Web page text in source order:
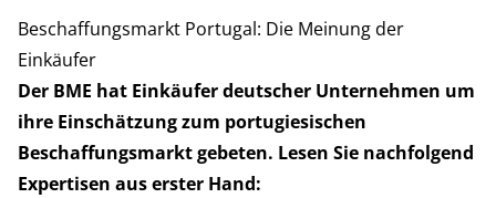
Beschaffungsmarkt Portugal: Die Meinung der
Einkäufer
Der BME hat Einkäufer deutscher Unternehmen um
ihre Einschätzung zum portugiesischen
Beschaffungsmarkt gebeten. Lesen Sie nachfolgend
Expertisen aus erster Hand: